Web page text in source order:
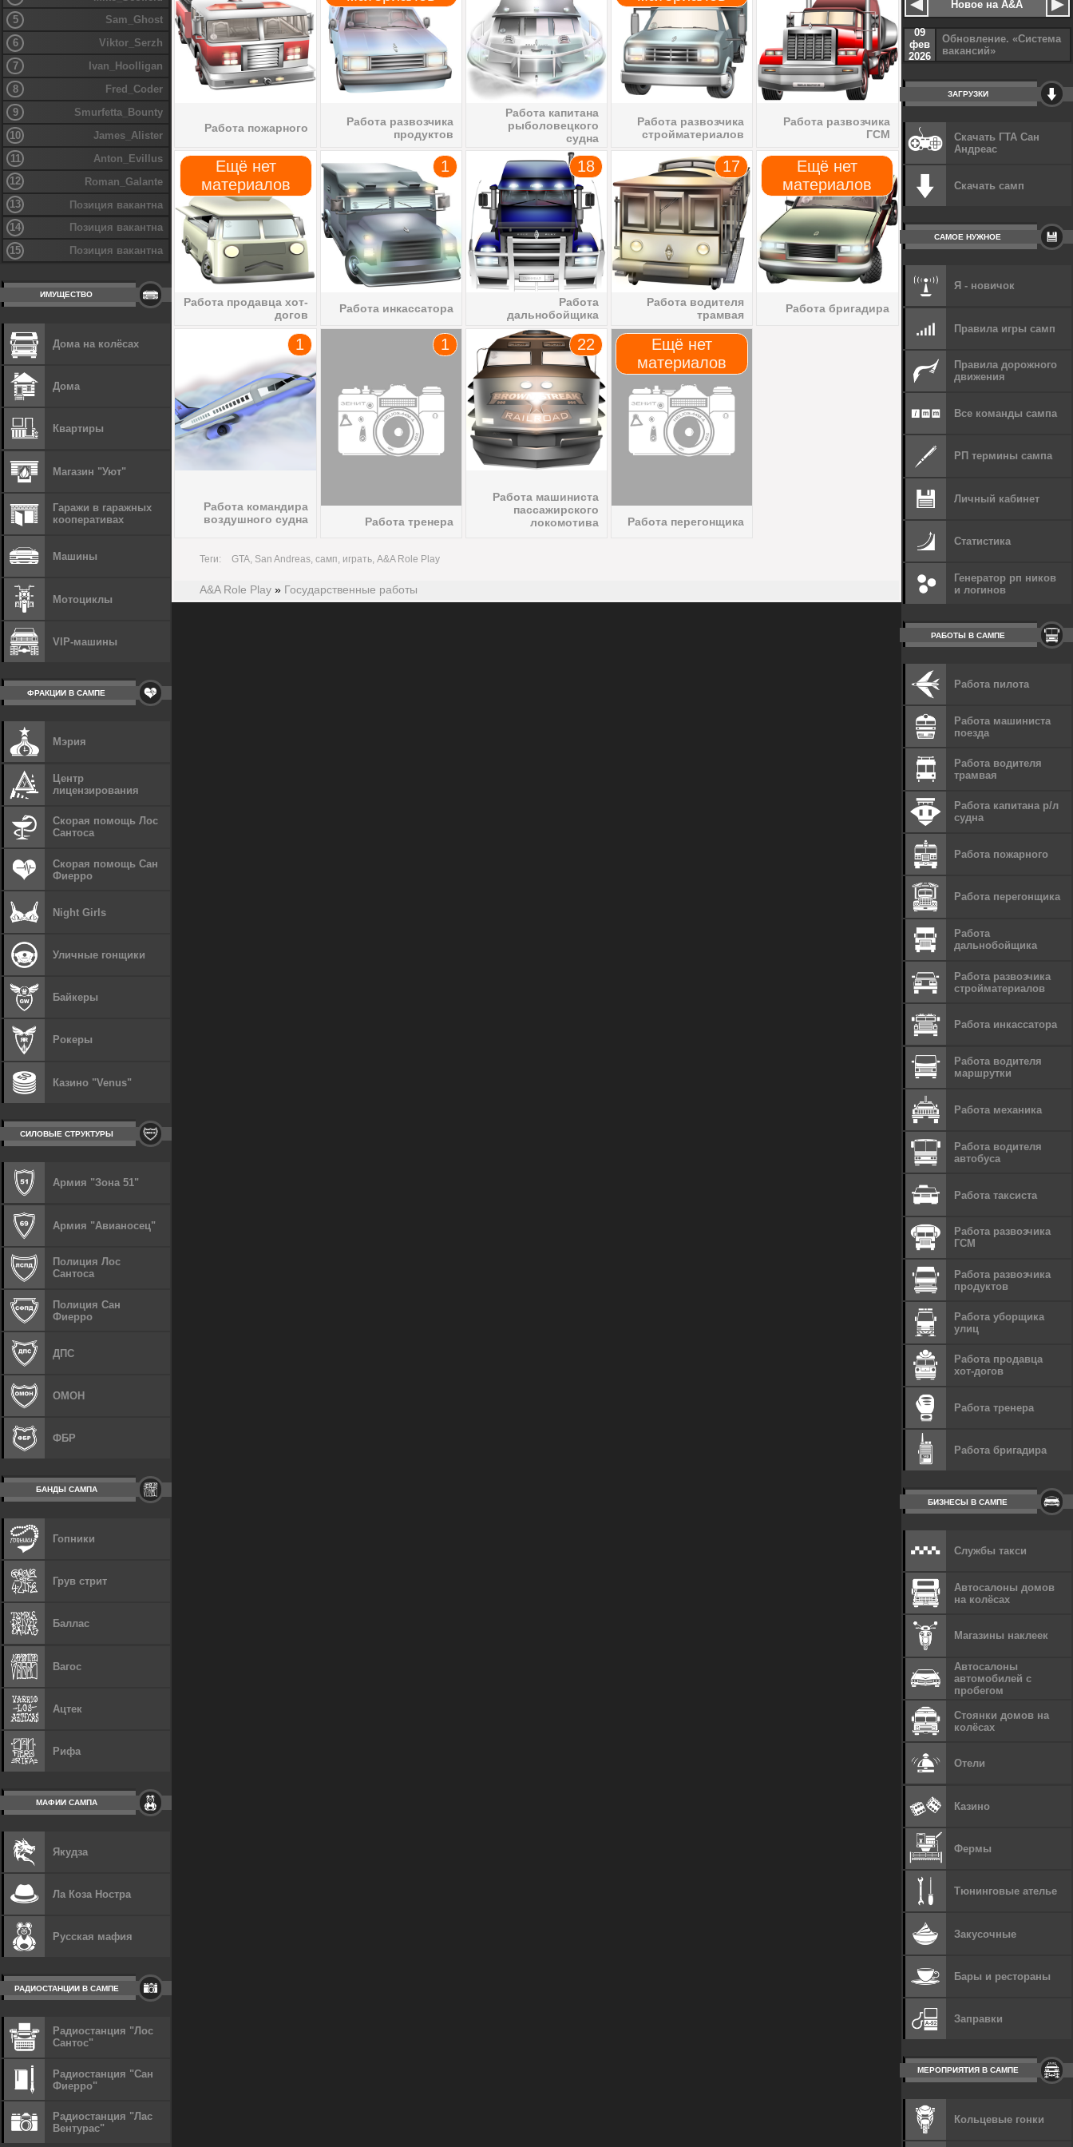
Работа пожарного
Работа развозчика
продуктов
Работа капитана
рыболовецкого
судна
Работа развозчика
стройматериалов
Работа развозчика
ГСМ
Ещё нет
материалов
Работа продавца хот-
догов
1
Работа инкассатора
18
Работа
дальнобойщика
17
Работа водителя
трамвая
Ещё нет
материалов
Работа бригадира
1
Работа командира
воздушного судна
1
Работа тренера
22
Работа машиниста
пассажирского
локомотива
Ещё нет
материалов
Работа перегонщика
Теги: GTA, San Andreas, самп, играть, A&A Role Play
A&A Role Play» Государственные работы
5
Sam_Ghost
6
Viktor_Serzh
7
Ivan_Hoolligan
8
Fred_Coder
9
Smurfetta_Bounty
10
James_Alister
11
Anton_Evillus
12
Roman_Galante
13
Позиция вакантна
14
Позиция вакантна
15
Позиция вакантна
ИМУЩЕСТВО
Дома на колёсах
Дома
Квартиры
Магазин "Уют"
Гаражи в гаражных
кооперативах
Машины
Мотоциклы
VIP-машины
ФРАКЦИИ В САМПЕ
Мэрия
Центр
лицензирования
Скорая помощь Лос
Сантоса
Скорая помощь Сан
Фиерро
Night Girls
Уличные гонщики
Байкеры
Рокеры
Казино "Venus"
СИЛОВЫЕ СТРУКТУРЫ
Армия "Зона 51"
Армия "Авианосец"
Полиция Лос
Сантоса
Полиция Сан
Фиерро
ДПС
ОМОН
ФБР
БАНДЫ САМПА
Гопники
Грув стрит
Баллас
Вагос
Ацтек
Рифа
МАФИИ САМПА
Якудза
Ла Коза Ностра
Русская мафия
РАДИОСТАНЦИИ В САМПЕ
Радиостанция "Лос
Сантос"
Радиостанция "Сан
Фиерро"
Радиостанция "Лас
Вентурас"
Новое на A&A
09
фев
2026
Обновление. «Система
вакансий»
ЗАГРУЗКИ
Скачать ГТА Сан
Андреас
Скачать самп
САМОЕ НУЖНОЕ
Я - новичок
Правила игры самп
Правила дорожного
движения
Все команды сампа
РП термины сампа
Личный кабинет
Статистика
Генератор рп ников
и логинов
РАБОТЫ В САМПЕ
Работа пилота
Работа машиниста
поезда
Работа водителя
трамвая
Работа капитана р/л
судна
Работа пожарного
Работа перегонщика
Работа
дальнобойщика
Работа развозчика
стройматериалов
Работа инкассатора
Работа водителя
маршрутки
Работа механика
Работа водителя
автобуса
Работа таксиста
Работа развозчика
ГСМ
Работа развозчика
продуктов
Работа уборщика
улиц
Работа продавца
хот-догов
Работа тренера
Работа бригадира
БИЗНЕСЫ В САМПЕ
Службы такси
Автосалоны домов
на колёсах
Магазины наклеек
Автосалоны
автомобилей с
пробегом
Стоянки домов на
колёсах
Отели
Казино
Фермы
Тюнинговые ателье
Закусочные
Бары и рестораны
Заправки
МЕРОПРИЯТИЯ В САМПЕ
Кольцевые гонки